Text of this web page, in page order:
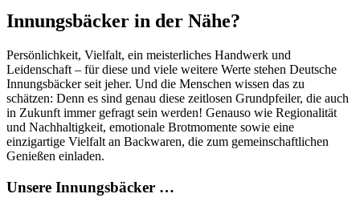
Innungsbäcker in der Nähe?
Persönlichkeit, Vielfalt, ein meisterliches Handwerk und
Leidenschaft – für diese und viele weitere Werte stehen Deutsche
Innungsbäcker seit jeher. Und die Menschen wissen das zu
schätzen: Denn es sind genau diese zeitlosen Grundpfeiler, die auch
in Zukunft immer gefragt sein werden! Genauso wie Regionalität
und Nachhaltigkeit, emotionale Brotmomente sowie eine
einzigartige Vielfalt an Backwaren, die zum gemeinschaftlichen
Genießen einladen.
Unsere Innungsbäcker …